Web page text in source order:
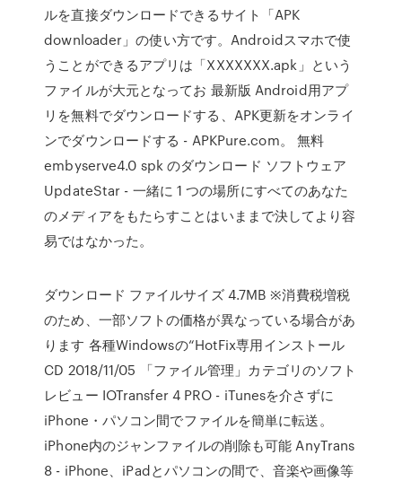
ルを直接ダウンロードできるサイト「APK
downloader」の使い方です。Androidスマホで使
うことができるアプリは「XXXXXXX.apk」という
ファイルが大元となってお 最新版 Android用アプ
リを無料でダウンロードする、APK更新をオンライ
ンでダウンロードする - APKPure.com。 無料
embyserve4.0 spk のダウンロード ソフトウェア
UpdateStar - 一緒に 1 つの場所にすべてのあなた
のメディアをもたらすことはいままで決してより容
易ではなかった。
ダウンロード ファイルサイズ 4.7MB ※消費税増税
のため、一部ソフトの価格が異なっている場合があ
ります 各種Windowsの“HotFix専用インストール
CD 2018/11/05 「ファイル管理」カテゴリのソフト
レビュー IOTransfer 4 PRO - iTunesを介さずに
iPhone・パソコン間でファイルを簡単に転送。
iPhone内のジャンファイルの削除も可能 AnyTrans
8 - iPhone、iPadとパソコンの間で、音楽や画像等